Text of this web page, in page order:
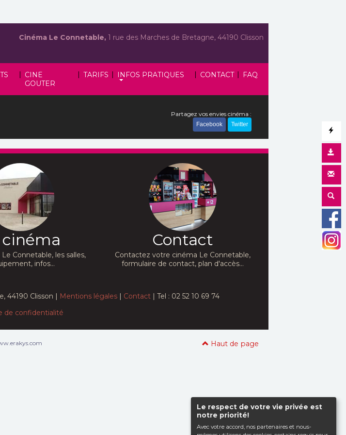
Le respect de votre vie privée est
notre priorité!
Avec votre accord, nos partenaires et nous-
| CINE
GOUTER
| TARIFS | INFOS PRATIQUES | CONTACT | FAQ
Cinéma Le Connetable, 1 rue des Marches de Bretagne, 44190 Clisson
Partagez vos envies cinéma :
Facebook Twitter
cinéma
Connetable, les salles,
infos...
Contact
Contactez votre cinéma Le Connetable,
formulaire de contact, plan d'accès...
44190 Clisson | Mentions légales | Contact | Tel : 02 52 10 69 74
de confidentialité
Haut de page